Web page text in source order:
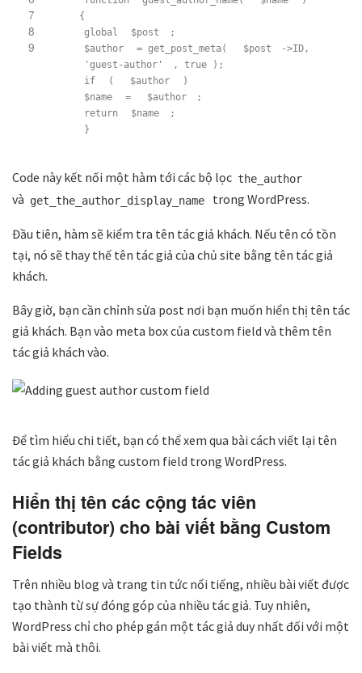
7
8
9
{
global
$post
;
$author
= get_post_meta( $post
->ID,
'guest-author'
, true );
if
( $author
)
$name
= $author
;
return
$name
;
}
Code này kết nối một hàm tới các bộ lọc the_author
và get_the_author_display_name trong WordPress.
Đầu tiên, hàm sẽ kiểm tra tên tác giả khách. Nếu tên có tồn
tại, nó sẽ thay thế tên tác giả của chủ site bằng tên tác giả
khách.
Bây giờ, bạn cần chỉnh sửa post nơi bạn muốn hiển thị tên tác
giả khách. Bạn vào meta box của custom field và thêm tên
tác giả khách vào.
Để tìm hiểu chi tiết, bạn có thể xem qua bài cách viết lại tên
tác giả khách bằng custom field trong WordPress.
Hiển thị tên các cộng tác viên
(contributor) cho bài viết bằng Custom
Fields
Trên nhiều blog và trang tin tức nổi tiếng, nhiều bài viết được
tạo thành từ sự đóng góp của nhiều tác giả. Tuy nhiên,
WordPress chỉ cho phép gán một tác giả duy nhất đối với một
bài viết mà thôi.